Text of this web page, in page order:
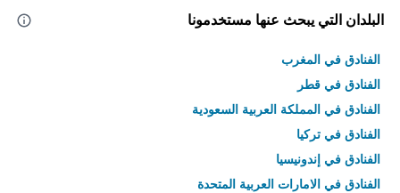
البلدان التي يبحث عنها مستخدمونا
الفنادق في المغرب
الفنادق في قطر
الفنادق في المملكة العربية السعودية
الفنادق في تركيا
الفنادق في إندونيسيا
الفنادق في الامارات العربية المتحدة